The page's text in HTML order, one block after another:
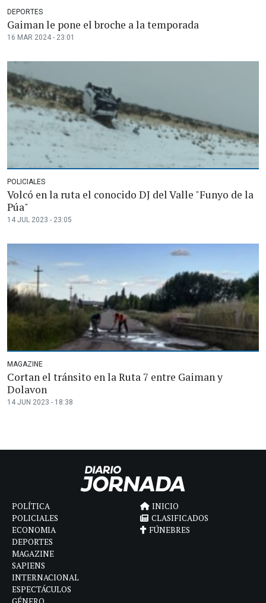
DEPORTES
Gaiman le pone el broche a la temporada
16 MAR 2024 - 23:01
POLICIALES
Volcó en la ruta el conocido DJ del Valle "Funyo de la
Púa"
14 JUL 2023 - 23:05
MAGAZINE
Cortan el tránsito en la Ruta 7 entre Gaiman y
Dolavon
14 JUN 2023 - 18:38
POLÍTICA
POLICIALES
ECONOMIA
DEPORTES
MAGAZINE
SAPIENS
INTERNACIONAL
ESPECTÁCULOS
INICIO
CLASIFICADOS
FÚNEBRES